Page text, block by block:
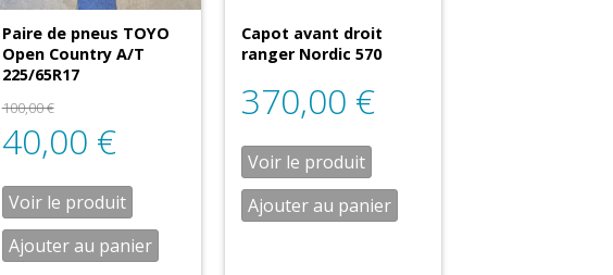
Paire de pneus TOYO
Open Country A/T
225/65R17
100,00€
40,00 €
Voir le produit
Ajouter au panier
Capot avant droit
ranger Nordic 570
370,00 €
Voir le produit
Ajouter au panier